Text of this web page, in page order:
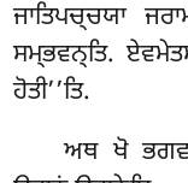
ਜਾਤਿਪਚ੍ਚਯਾ
ਸਮ੍ਭਵਨ੍ਤਿ.
ਹੋਤੀ’’ਤਿ.
ਅਥ ਖੋ